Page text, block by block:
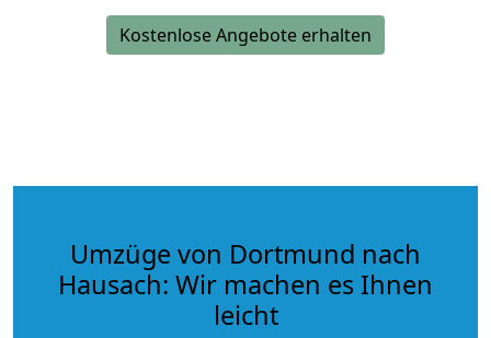
Kostenlose Angebote erhalten
Umzüge von Dortmund nach
Hausach: Wir machen es Ihnen
leicht